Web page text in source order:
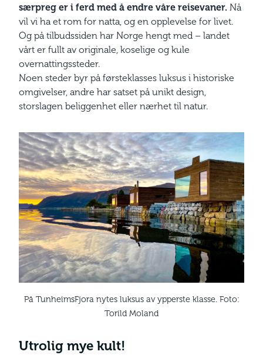
særpreg er i ferd med å endre våre reisevaner. Nå
vil vi ha et rom for natta, og en opplevelse for livet.
Og på tilbudssiden har Norge hengt med – landet
vårt er fullt av originale, koselige og kule
overnattingssteder.
Noen steder byr på førsteklasses luksus i historiske
omgivelser, andre har satset på unikt design,
storslagen beliggenhet eller nærhet til natur.
På TunheimsFjora nytes luksus av ypperste klasse. Foto:
Torild Moland
Utrolig mye kult!